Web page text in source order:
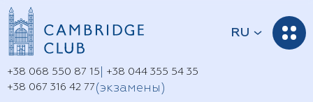
+38 068 550 87 15
+38 044 355 54 35
+38 067 316 42 77 (экзамены)
RU